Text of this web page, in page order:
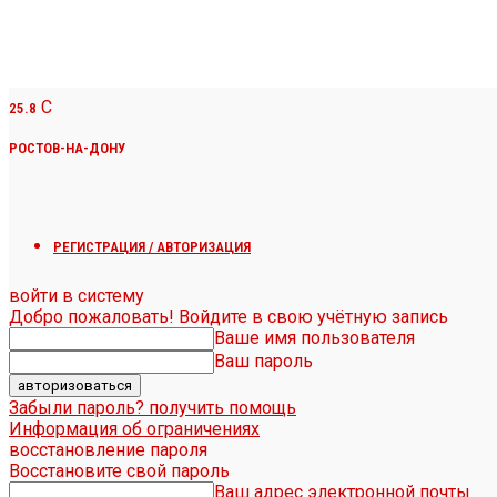
25.8 C
РОСТОВ-НА-ДОНУ
РЕГИСТРАЦИЯ / АВТОРИЗАЦИЯ
войти в систему
Добро пожаловать! Войдите в свою учётную запись
Ваше имя пользователя
Ваш пароль
Забыли пароль? получить помощь
Информация об ограничениях
восстановление пароля
Восстановите свой пароль
Ваш адрес электронной почты